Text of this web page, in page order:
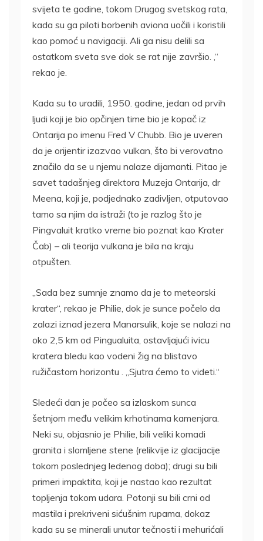
svijeta te godine, tokom Drugog svetskog rata,
kada su ga piloti borbenih aviona uočili i koristili
kao pomoć u navigaciji. Ali ga nisu delili sa
ostatkom sveta sve dok se rat nije završio. ,“
rekao je.
Kada su to uradili, 1950. godine, jedan od prvih
ljudi koji je bio opčinjen time bio je kopač iz
Ontarija po imenu Fred V Chubb. Bio je uveren
da je orijentir izazvao vulkan, što bi verovatno
značilo da se u njemu nalaze dijamanti. Pitao je
savet tadašnjeg direktora Muzeja Ontarija, dr
Meena, koji je, podjednako zadivljen, otputovao
tamo sa njim da istraži (to je razlog što je
Pingvaluit kratko vreme bio poznat kao Krater
Čab) – ali teorija vulkana je bila na kraju
otpušten.
„Sada bez sumnje znamo da je to meteorski
krater“, rekao je Philie, dok je sunce počelo da
zalazi iznad jezera Manarsulik, koje se nalazi na
oko 2,5 km od Pingualuita, ostavljajući ivicu
kratera bledu kao vodeni žig na blistavo
ružičastom horizontu . „Sjutra ćemo to videti.“
Sledeći dan je počeo sa izlaskom sunca
šetnjom među velikim krhotinama kamenjara.
Neki su, objasnio je Philie, bili veliki komadi
granita i slomljene stene (relikvije iz glacijacije
tokom poslednjeg ledenog doba); drugi su bili
primeri impaktita, koji je nastao kao rezultat
topljenja tokom udara. Potonji su bili crni od
mastila i prekriveni sićušnim rupama, dokaz
kada su se minerali unutar tečnosti i mehurićali